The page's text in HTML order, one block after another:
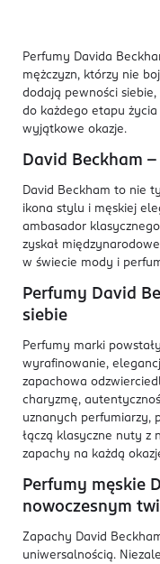
Perfumy Davida
mężczyzn, którzy nie
dodają pewności
do każdego etapu
wyjątkowe okazje.
David Beckham
David Beckham to nie
ikona stylu i męskiej
ambasador
zyskał
w świecie mody i
Perfumy David
siebie
Perfumy marki
wyrafinowanie,
zapachowa
charyzmę,
uznanych perfumiarzy,
łączą klasyczne nuty z
zapachy na każdą
Perfumy męskie
nowoczesnym
Zapachy David
uniwersalnością.